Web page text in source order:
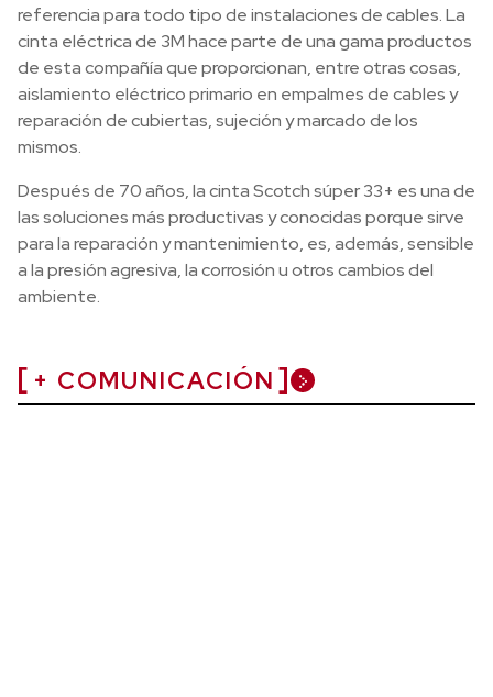
referencia para todo tipo de instalaciones de cables. La
cinta eléctrica de 3M hace parte de una gama productos
de esta compañía que proporcionan, entre otras cosas,
aislamiento eléctrico primario en empalmes de cables y
reparación de cubiertas, sujeción y marcado de los
mismos.
Después de 70 años, la cinta Scotch súper 33+ es una de
las soluciones más productivas y conocidas porque sirve
para la reparación y mantenimiento, es, además, sensible
a la presión agresiva, la corrosión u otros cambios del
ambiente.
+ COMUNICACIÓN